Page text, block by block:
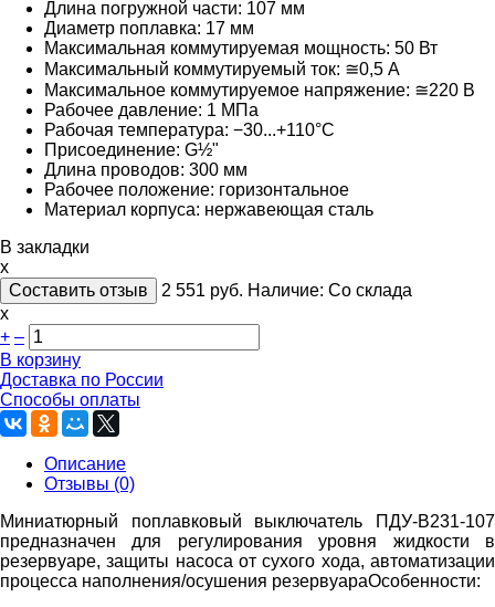
Длина погружной части: 107 мм
Диаметр поплавка: 17 мм
Максимальная коммутируемая мощность: 50 Вт
Максимальный коммутируемый ток: ≅0,5 А
Максимальное коммутируемое напряжение: ≅220 В
Рабочее давление: 1 МПа
Рабочая температура: −30...+110°С
Присоединение: G½"
Длина проводов: 300 мм
Рабочее положение: горизонтальное
Материал корпуса: нержавеющая сталь
В закладки
x
Составить отзыв
2 551 руб. Наличие: Со склада
х
+ –
В корзину
Доставка по России
Способы оплаты
Описание
Отзывы (0)
Миниатюрный поплавковый выключатель ПДУ-В231-107
предназначен для регулирования уровня жидкости в
резервуаре, защиты насоса от сухого хода, автоматизации
процесса наполнения/осушения резервуараОсобенности: